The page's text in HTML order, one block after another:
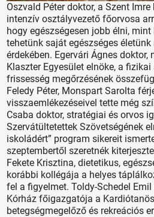
Oszvald Péter doktor, a Szent
intenzív osztályvezető főorvosa
hogy egészségesen jobb élni,
tehetünk saját egészséges
érdekében. Egervári Ágnes
Klaszter Egyesület elnöke, a
frissesség megőrzésének
Feledy Péter, Monspart Sarolta
visszaemlékezéseivel tette még
Csaba doktor, stratégiai és orvos
Szervátültetettek Szövetségének
iskoládért” program sikereit
szeptembertől szeretnék
Fekete Krisztina, dietetikus,
korábbi kollégája a helyes
fel a figyelmet. Toldy-Schedel Emil
Kórház főigazgatója a
betegségmegelőző és rekreációs